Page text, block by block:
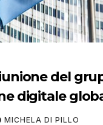
del
digitale
MICHELA DI PILLO